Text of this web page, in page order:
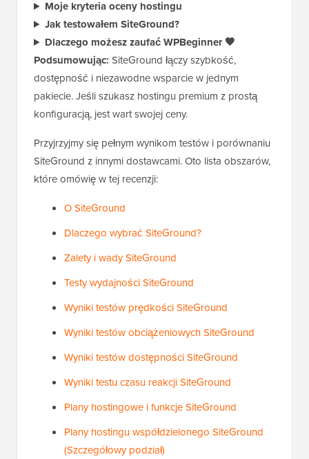
Moje kryteria oceny hostingu
Jak testowałem SiteGround?
Dlaczego możesz zaufać WPBeginner 🧡
Podsumowując: SiteGround łączy szybkość,
dostępność i niezawodne wsparcie w jednym
pakiecie. Jeśli szukasz hostingu premium z prostą
konfiguracją, jest wart swojej ceny.
Przyjrzyjmy się pełnym wynikom testów i porównaniu
SiteGround z innymi dostawcami. Oto lista obszarów,
które omówię w tej recenzji:
O SiteGround
Dlaczego wybrać SiteGround?
Zalety i wady SiteGround
Testy wydajności SiteGround
Wyniki testów prędkości SiteGround
Wyniki testów obciążeniowych SiteGround
Wyniki testów dostępności SiteGround
Wyniki testu czasu reakcji SiteGround
Plany hostingowe i funkcje SiteGround
Plany hostingu współdzielonego SiteGround
(Szczegółowy podział)